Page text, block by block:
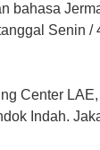
bahasa
Senin /
Center
Indah.